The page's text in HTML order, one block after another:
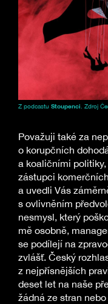
Z podcastu Stoupenci. Zdroj
Považuji také za
o korupčních
a koaličními
zástupci
a uvedli Vás
s ovlivněním
nesmysl, který
mě osobně,
se podílejí na
zvlášť. Český
z nejpřísnějších
deset let na naše
žádná ze stran